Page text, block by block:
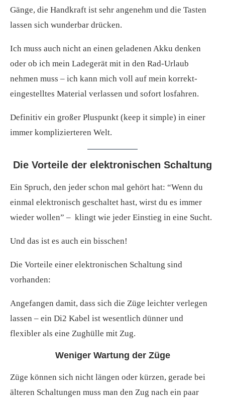
Gänge, die Handkraft ist sehr angenehm und die Tasten
lassen sich wunderbar drücken.
Ich muss auch nicht an einen geladenen Akku denken
oder ob ich mein Ladegerät mit in den Rad-Urlaub
nehmen muss – ich kann mich voll auf mein korrekt-
eingestelltes Material verlassen und sofort losfahren.
Definitiv ein großer Pluspunkt (keep it simple) in einer
immer komplizierteren Welt.
Die Vorteile der elektronischen Schaltung
Ein Spruch, den jeder schon mal gehört hat: “Wenn du
einmal elektronisch geschaltet hast, wirst du es immer
wieder wollen” – klingt wie jeder Einstieg in eine Sucht.
Und das ist es auch ein bisschen!
Die Vorteile einer elektronischen Schaltung sind
vorhanden:
Angefangen damit, dass sich die Züge leichter verlegen
lassen – ein Di2 Kabel ist wesentlich dünner und
flexibler als eine Zughülle mit Zug.
Weniger Wartung der Züge
Züge können sich nicht längen oder kürzen, gerade bei
älteren Schaltungen muss man den Zug nach ein paar